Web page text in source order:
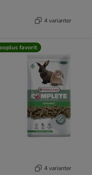
4 varianter
favorit
4 varianter